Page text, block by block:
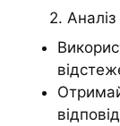
2.